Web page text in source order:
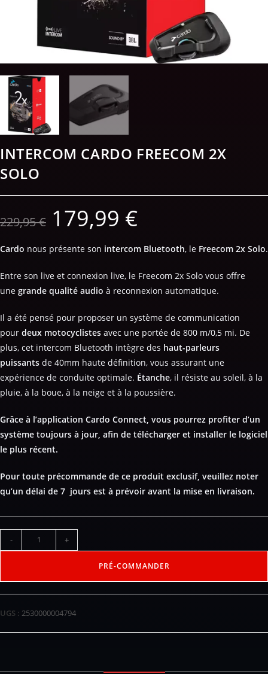
INTERCOM CARDO FREECOM 2X
SOLO
229,95€ 179,99 €
Cardo nous présente son intercom Bluetooth, le Freecom 2x Solo.
Entre son live et connexion live, le Freecom 2x Solo vous offre
une grande qualité audio à reconnexion automatique.
Il a été pensé pour proposer un système de communication
pour deux motocyclistes avec une portée de 800 m/0,5 mi. De
plus, cet intercom Bluetooth intègre des haut-parleurs
puissants de 40mm haute définition, vous assurant une
expérience de conduite optimale. Étanche, il résiste au soleil, à la
pluie, à la boue, à la neige et à la poussière.
Grâce à l’application Cardo Connect, vous pourrez profiter d’un
système toujours à jour, afin de télécharger et installer le logiciel
le plus récent.
Pour toute précommande de ce produit exclusif, veuillez noter
qu’un délai de 7 jours est à prévoir avant la mise en livraison.
- +
PRÉ-COMMANDER
UGS : 2530000004794